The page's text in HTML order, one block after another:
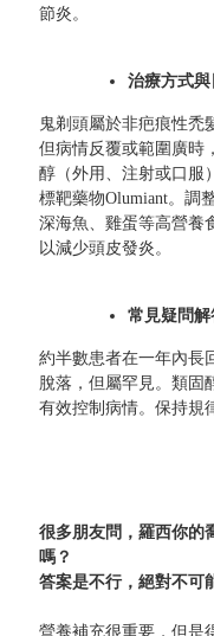
節炎。
治療方式
鬼剃頭屬於非疤痕性禿
但病情反覆或範圍廣時
醇（外用、注射或口服
標靶藥物Olumiant。調
深海魚、雞蛋等高營養
以減少頭皮發炎。
常見疑問解
約半數患者在一年內長
脫落，但屬罕見。類固
有效控制病情。保持規
很多朋友問，羅西你的
嗎？
答案是不行，絕對不可
營養補充很重要，但是